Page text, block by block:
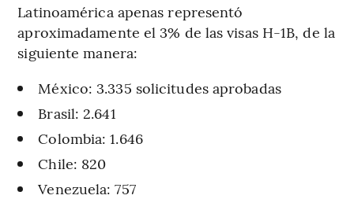
Latinoamérica apenas representó
aproximadamente el 3% de las visas H-1B, de la
siguiente manera:
México: 3.335 solicitudes aprobadas
Brasil: 2.641
Colombia: 1.646
Chile: 820
Venezuela: 757